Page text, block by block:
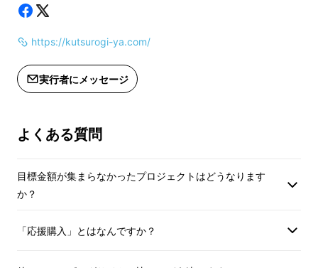
料理人と料理家チームが共同
開発
https://kutsurogi-ya.com/
実行者にメッセージ
よくある質問
目標金額が集まらなかったプロジェクトはどうなります
か？
「応援購入」とはなんですか？